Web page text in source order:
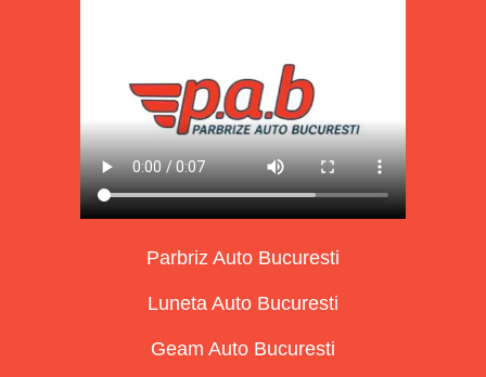
Parbriz Auto Bucuresti
Luneta Auto Bucuresti
Geam Auto Bucuresti